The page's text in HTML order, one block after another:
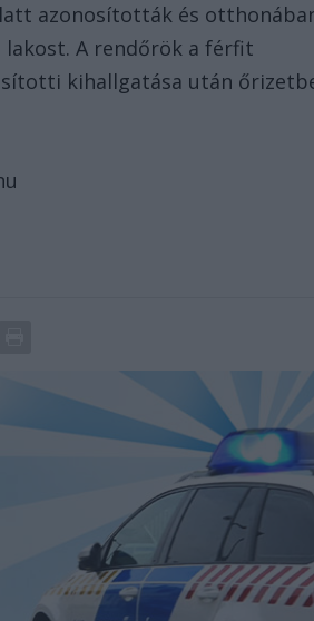
azonosították és
lakost. A rendőrök a férfit
kihallgatása után